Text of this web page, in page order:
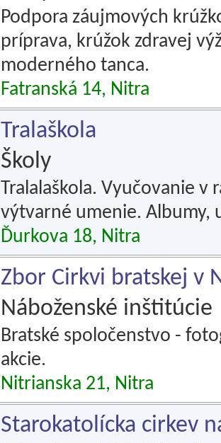
Podpora záujmových
príprava, krúžok zdravej
moderného tanca.
Fatranská 14, Nitra
Tralaškola
Školy
Tralalaškola. Vyučovanie
výtvarné umenie. Albumy,
Ďurkova 18, Nitra
Zbor Cirkvi bratskej v
Náboženské inštitúcie
Bratské spoločenstvo -
akcie.
Nitrianska 21, Nitra
Starokatolícka cirkev